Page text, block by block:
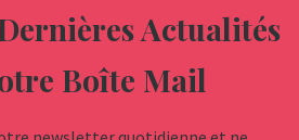
Actualités
Boîte Mail